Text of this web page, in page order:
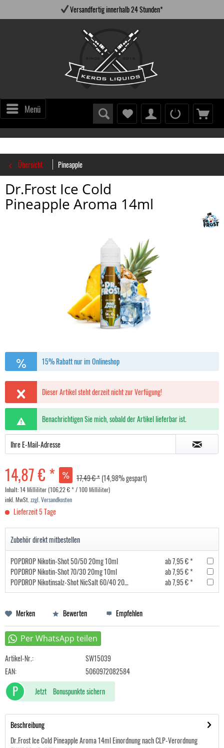
Versandfertig innerhalb 24 Stunden*
Menü
Übersicht Pineapple
Dr.Frost Ice Cold
Pineapple Aroma 14ml
15% Rabatt nur im Onlineshop
Dieser Artikel steht derzeit nicht zur Verfügung!
Benachrichtigen Sie mich, sobald der Artikel lieferbar ist.
14,87 € * 17,49 € *(14,98% gespart)
Inhalt:14 Milliliter (106,22 € * / 100 Milliliter)
inkl. MwSt. zzgl. Versandkosten
Lieferzeit 5 Tage
Zubehör direkt mitbestellen
POPDROP Nikotin-Shot 50/50 20mg 10ml
ab 7,95 € *
POPDROP Nikotin-Shot 70/30 20mg 10ml
ab 7,95 € *
POPDROP Nikotinsalz-Shot NicSalt 60/40 20mg 10ml
ab 7,95 € *
Merken Bewerten Empfehlen
Artikel-Nr.:
SW15039
EAN:
5060972082584
P Jetzt Bonuspunkte sichern
Beschreibung
Dr.Frost Ice Cold Pineapple Aroma 14ml Einordnung nach CLP-Verordnung